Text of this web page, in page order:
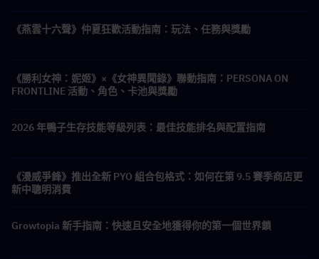
《燕雲十六聲》仲夏狂歡活動指南：玩法、任務與獎勵
《勝利女神：妮姬》×《女神異聞錄》聯動指南：PERSONA ON
FRONTLINE 活動、角色、卡池與獎勵
2026 年鴨子生存技能等級列表：最佳技能排名與配置指南
《漫威爭鋒》推出全新 PYO 組合包格式：如何在第 9.5 賽季商店更
新中聰明消費
Growtopia 新手指南：快速且安全地獲得你的第一個世界鎖